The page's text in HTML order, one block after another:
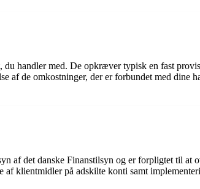
handler med. De opkræver typisk en fast
af de omkostninger, der er forbundet med dine
af det danske Finanstilsyn og er forpligtet til
klientmidler på adskilte konti samt